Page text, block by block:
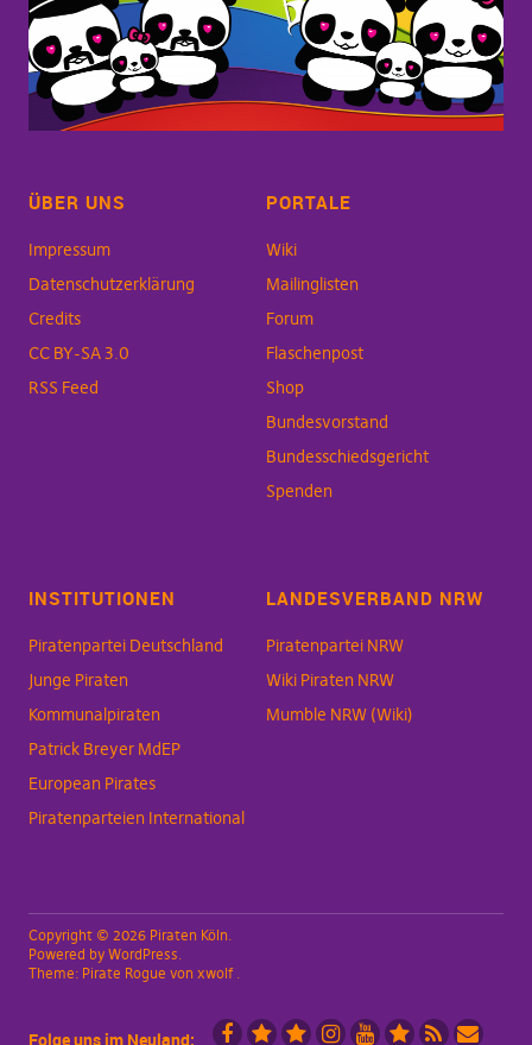
ÜBER UNS
Impressum
Datenschutzerklärung
Credits
CC BY-SA 3.0
RSS Feed
PORTALE
Wiki
Mailinglisten
Forum
Flaschenpost
Shop
Bundesvorstand
Bundesschiedsgericht
Spenden
INSTITUTIONEN
Piratenpartei Deutschland
Junge Piraten
Kommunalpiraten
Patrick Breyer MdEP
European Pirates
Piratenparteien International
LANDESVERBAND NRW
Piratenpartei NRW
Wiki Piraten NRW
Mumble NRW (Wiki)
Copyright © 2026 Piraten Köln
Powered by WordPress
Theme: Pirate Rogue von xwolf
Folge uns im Neuland: